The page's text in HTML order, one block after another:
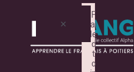
F
ai
le
d
t
o
×